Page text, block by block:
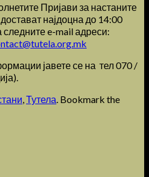
Пријави за настаните
најдоцна до 14:00
следните e-mail адреси:
јавете се на тел 070 /
,Тутела. Bookmark the